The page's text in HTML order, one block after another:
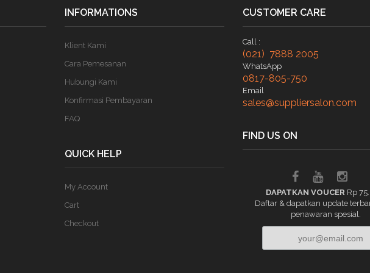
INFORMATIONS
Klient Kami
Cara Pemesanan
Hubungi Kami
Konfirmasi Pembayaran
FAQ
QUICK HELP
My Account
Cart
Checkout
CUSTOMER CARE
Call :
(021) 7888 2005
WhatsApp
0817-805-750
Email
sales@suppliersalon.com
FIND US ON
DAPATKAN VOUCER Rp
Daftar & dapatkan update
penawaran spesial.